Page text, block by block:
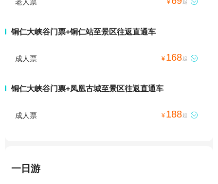
¥ 起
铜仁大峡谷门票+铜仁站至景区往返直通车
成人票 ¥ 168起 
铜仁大峡谷门票+凤凰古城至景区往返直通车
成人票 ¥ 188起 
一日游